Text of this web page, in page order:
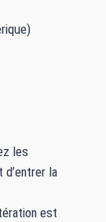
les
la
est